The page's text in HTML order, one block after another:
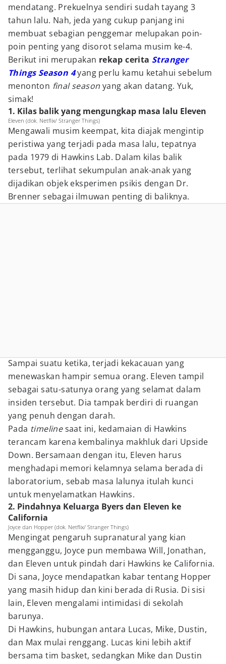
mendatang. Prekuelnya sendiri sudah tayang 3
tahun lalu. Nah, jeda yang cukup panjang ini
membuat sebagian penggemar melupakan poin-
poin penting yang disorot selama musim ke-4.
Berikut ini merupakan rekap cerita Stranger
Things Season 4 yang perlu kamu ketahui sebelum
menonton final season yang akan datang. Yuk,
simak!
1. Kilas balik yang mengungkap masa lalu Eleven
Eleven (dok. Netflix/ Stranger Things)
Mengawali musim keempat, kita diajak mengintip
peristiwa yang terjadi pada masa lalu, tepatnya
pada 1979 di Hawkins Lab. Dalam kilas balik
tersebut, terlihat sekumpulan anak-anak yang
dijadikan objek eksperimen psikis dengan Dr.
Brenner sebagai ilmuwan penting di baliknya.
Sampai suatu ketika, terjadi kekacauan yang
menewaskan hampir semua orang. Eleven tampil
sebagai satu-satunya orang yang selamat dalam
insiden tersebut. Dia tampak berdiri di ruangan
yang penuh dengan darah.
Pada timelinesaat ini, kedamaian di Hawkins
terancam karena kembalinya makhluk dari Upside
Down. Bersamaan dengan itu, Eleven harus
menghadapi memori kelamnya selama berada di
laboratorium, sebab masa lalunya itulah kunci
untuk menyelamatkan Hawkins.
2. Pindahnya Keluarga Byers dan Eleven ke
California
Joyce dan Hopper (dok. Netflix/ Stranger Things)
Mengingat pengaruh supranatural yang kian
mengganggu, Joyce pun membawa Will, Jonathan,
dan Eleven untuk pindah dari Hawkins ke California.
Di sana, Joyce mendapatkan kabar tentang Hopper
yang masih hidup dan kini berada di Rusia. Di sisi
lain, Eleven mengalami intimidasi di sekolah
barunya.
Di Hawkins, hubungan antara Lucas, Mike, Dustin,
dan Max mulai renggang. Lucas kini lebih aktif
bersama tim basket, sedangkan Mike dan Dustin